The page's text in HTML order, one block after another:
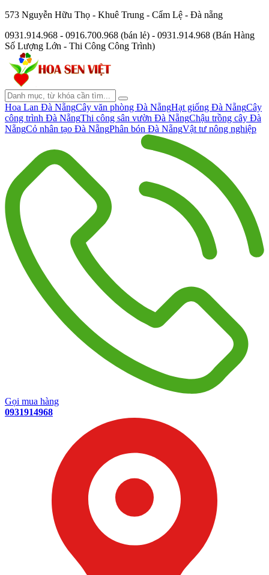
573 Nguyễn Hữu Thọ - Khuê Trung - Cẩm Lệ - Đà nẵng
0931.914.968 - 0916.700.968 (bán lẻ) - 0931.914.968 (Bán Hàng
Số Lượng Lớn - Thi Công Công Trình)
Hoa Lan Đà NẵngCây văn phòng Đà NẵngHạt giống Đà NẵngCây
công trình Đà NẵngThi công sân vườn Đà NẵngChậu trồng cây Đà
NẵngCỏ nhân tạo Đà NẵngPhân bón Đà NẵngVật tư nông nghiệp
Gọi mua hàng
0931914968